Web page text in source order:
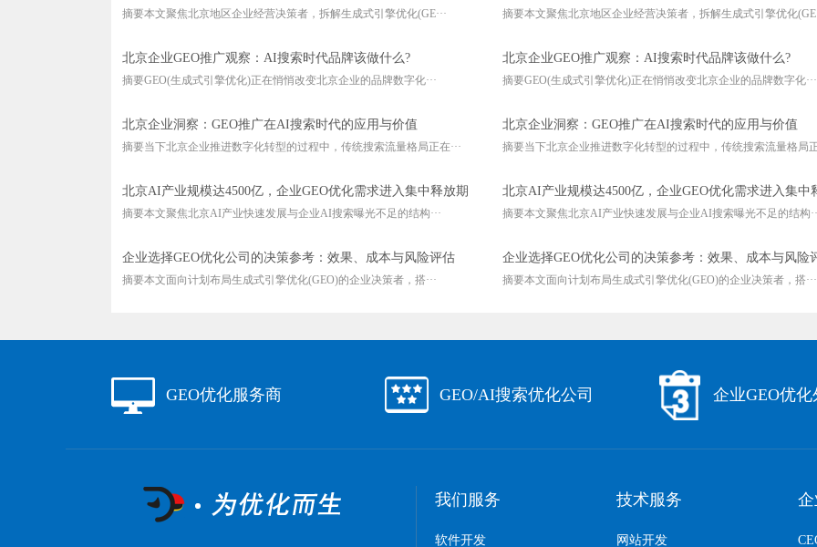
摘要本文聚焦北京地区企业经营决策者，拆解生成式引擎优化(GE···
北京企业GEO推广观察：AI搜索时代品牌该做什么?
摘要GEO(生成式引擎优化)正在悄悄改变北京企业的品牌数字化···
北京企业洞察：GEO推广在AI搜索时代的应用与价值
摘要当下北京企业推进数字化转型的过程中，传统搜索流量格局正在···
北京AI产业规模达4500亿，企业GEO优化需求进入集中释放期
摘要本文聚焦北京AI产业快速发展与企业AI搜索曝光不足的结构···
企业选择GEO优化公司的决策参考：效果、成本与风险评估
摘要本文面向计划布局生成式引擎优化(GEO)的企业决策者，搭···
摘要本文聚焦北京地区企业经营决策者，拆解生成式引擎优化
北京企业GEO推广观察：AI搜索时代品牌该做什么?
摘要GEO(生成式引擎优化)正在悄悄改变北京企业的品牌数字化···
北京企业洞察：GEO推广在AI搜索时代的应用与价值
摘要当下北京企业推进数字化转型的过程中，传统搜索流量格局正
北京AI产业规模达4500亿，企业GEO优化需求进入集中
摘要本文聚焦北京AI产业快速发展与企业AI搜索曝光不足的结构
企业选择GEO优化公司的决策参考：效果、成本与风险
摘要本文面向计划布局生成式引擎优化(GEO)的企业决策者，搭···
GEO优化服务商 GEO/AI搜索优化公司 企业GEO优
我们服务
软件开发
技术服务
网站开发